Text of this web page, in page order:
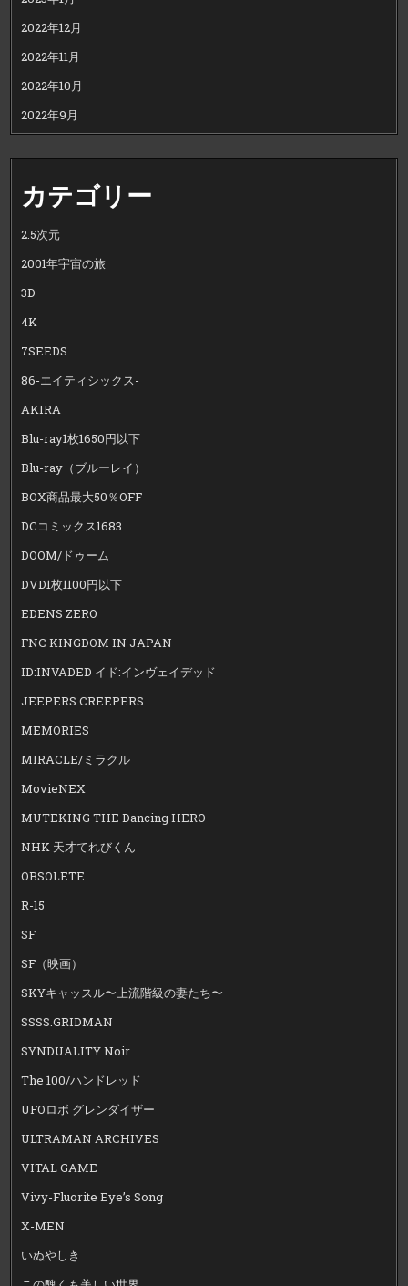
2022年12月
2022年11月
2022年10月
2022年9月
カテゴリー
2.5次元
2001年宇宙の旅
3D
4K
7SEEDS
86-エイティシックス-
AKIRA
Blu-ray1枚1650円以下
Blu-ray（ブルーレイ）
BOX商品最大50％OFF
DCコミックス1683
DOOM/ドゥーム
DVD1枚1100円以下
EDENS ZERO
FNC KINGDOM IN JAPAN
ID:INVADED イド:インヴェイデッド
JEEPERS CREEPERS
MEMORIES
MIRACLE/ミラクル
MovieNEX
MUTEKING THE Dancing HERO
NHK 天才てれびくん
OBSOLETE
R-15
SF
SF（映画）
SKYキャッスル〜上流階級の妻たち〜
SSSS.GRIDMAN
SYNDUALITY Noir
The 100/ハンドレッド
UFOロボ グレンダイザー
ULTRAMAN ARCHIVES
VITAL GAME
Vivy-Fluorite Eye’s Song
X-MEN
いぬやしき